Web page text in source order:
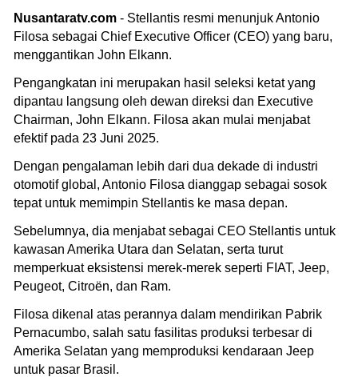
Nusantaratv.com - Stellantis resmi menunjuk Antonio
Filosa sebagai Chief Executive Officer (CEO) yang baru,
menggantikan John Elkann.
Pengangkatan ini merupakan hasil seleksi ketat yang
dipantau langsung oleh dewan direksi dan Executive
Chairman, John Elkann. Filosa akan mulai menjabat
efektif pada 23 Juni 2025.
Dengan pengalaman lebih dari dua dekade di industri
otomotif global, Antonio Filosa dianggap sebagai sosok
tepat untuk memimpin Stellantis ke masa depan.
Sebelumnya, dia menjabat sebagai CEO Stellantis untuk
kawasan Amerika Utara dan Selatan, serta turut
memperkuat eksistensi merek-merek seperti FIAT, Jeep,
Peugeot, Citroën, dan Ram.
Filosa dikenal atas perannya dalam mendirikan Pabrik
Pernacumbo, salah satu fasilitas produksi terbesar di
Amerika Selatan yang memproduksi kendaraan Jeep
untuk pasar Brasil.